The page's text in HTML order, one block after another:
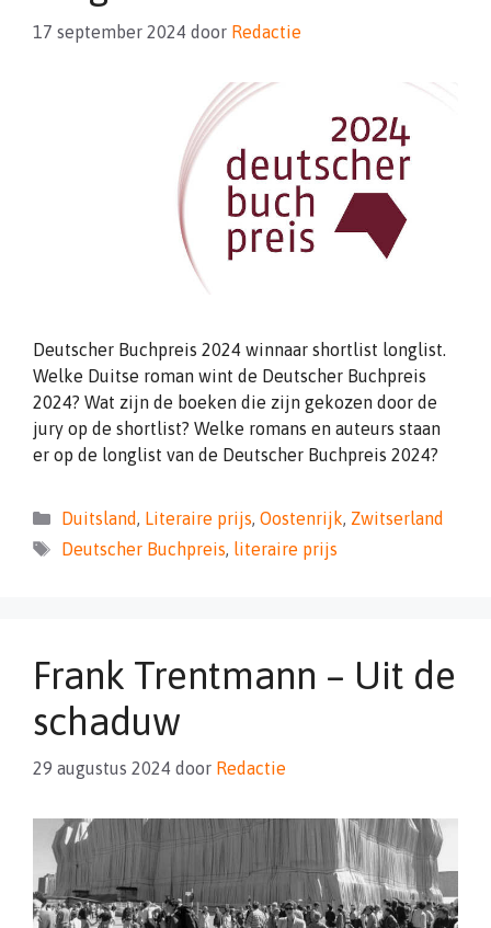
17 september 2024 door Redactie
Deutscher Buchpreis 2024 winnaar shortlist longlist.
Welke Duitse roman wint de Deutscher Buchpreis
2024? Wat zijn de boeken die zijn gekozen door de
jury op de shortlist? Welke romans en auteurs staan
er op de longlist van de Deutscher Buchpreis 2024?
Categorieën
Duitsland, Literaire prijs, Oostenrijk, Zwitserland
Tags
Deutscher Buchpreis, literaire prijs
Frank Trentmann – Uit de
schaduw
29 augustus 2024 door Redactie